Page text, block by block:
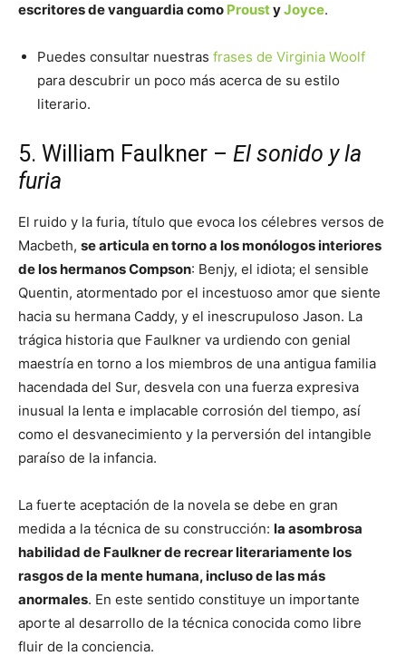
escritores de vanguardia como ProustyJoyce.
Puedes consultar nuestras frases de Virginia Woolf
para descubrir un poco más acerca de su estilo
literario.
5. William Faulkner – El sonido y la
furia
El ruido y la furia, título que evoca los célebres versos de
Macbeth, se articula en torno a los monólogos interiores
de los hermanos Compson: Benjy, el idiota; el sensible
Quentin, atormentado por el incestuoso amor que siente
hacia su hermana Caddy, y el inescrupuloso Jason. La
trágica historia que Faulkner va urdiendo con genial
maestría en torno a los miembros de una antigua familia
hacendada del Sur, desvela con una fuerza expresiva
inusual la lenta e implacable corrosión del tiempo, así
como el desvanecimiento y la perversión del intangible
paraíso de la infancia.
La fuerte aceptación de la novela se debe en gran
medida a la técnica de su construcción: la asombrosa
habilidad de Faulkner de recrear literariamente los
rasgos de la mente humana, incluso de las más
anormales. En este sentido constituye un importante
aporte al desarrollo de la técnica conocida como libre
fluir de la conciencia.